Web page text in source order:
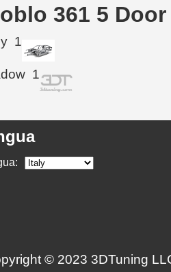
361 5
1
1
© 2023 3DTuning